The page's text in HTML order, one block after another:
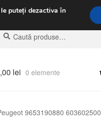
6816
după:
lei 0 elemente
9653190880 603602500
puteți dezactiva în